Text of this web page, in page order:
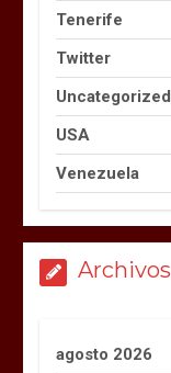
Tenerife
Twitter
Uncategorized
USA
Venezuela
Archivos
agosto 2026